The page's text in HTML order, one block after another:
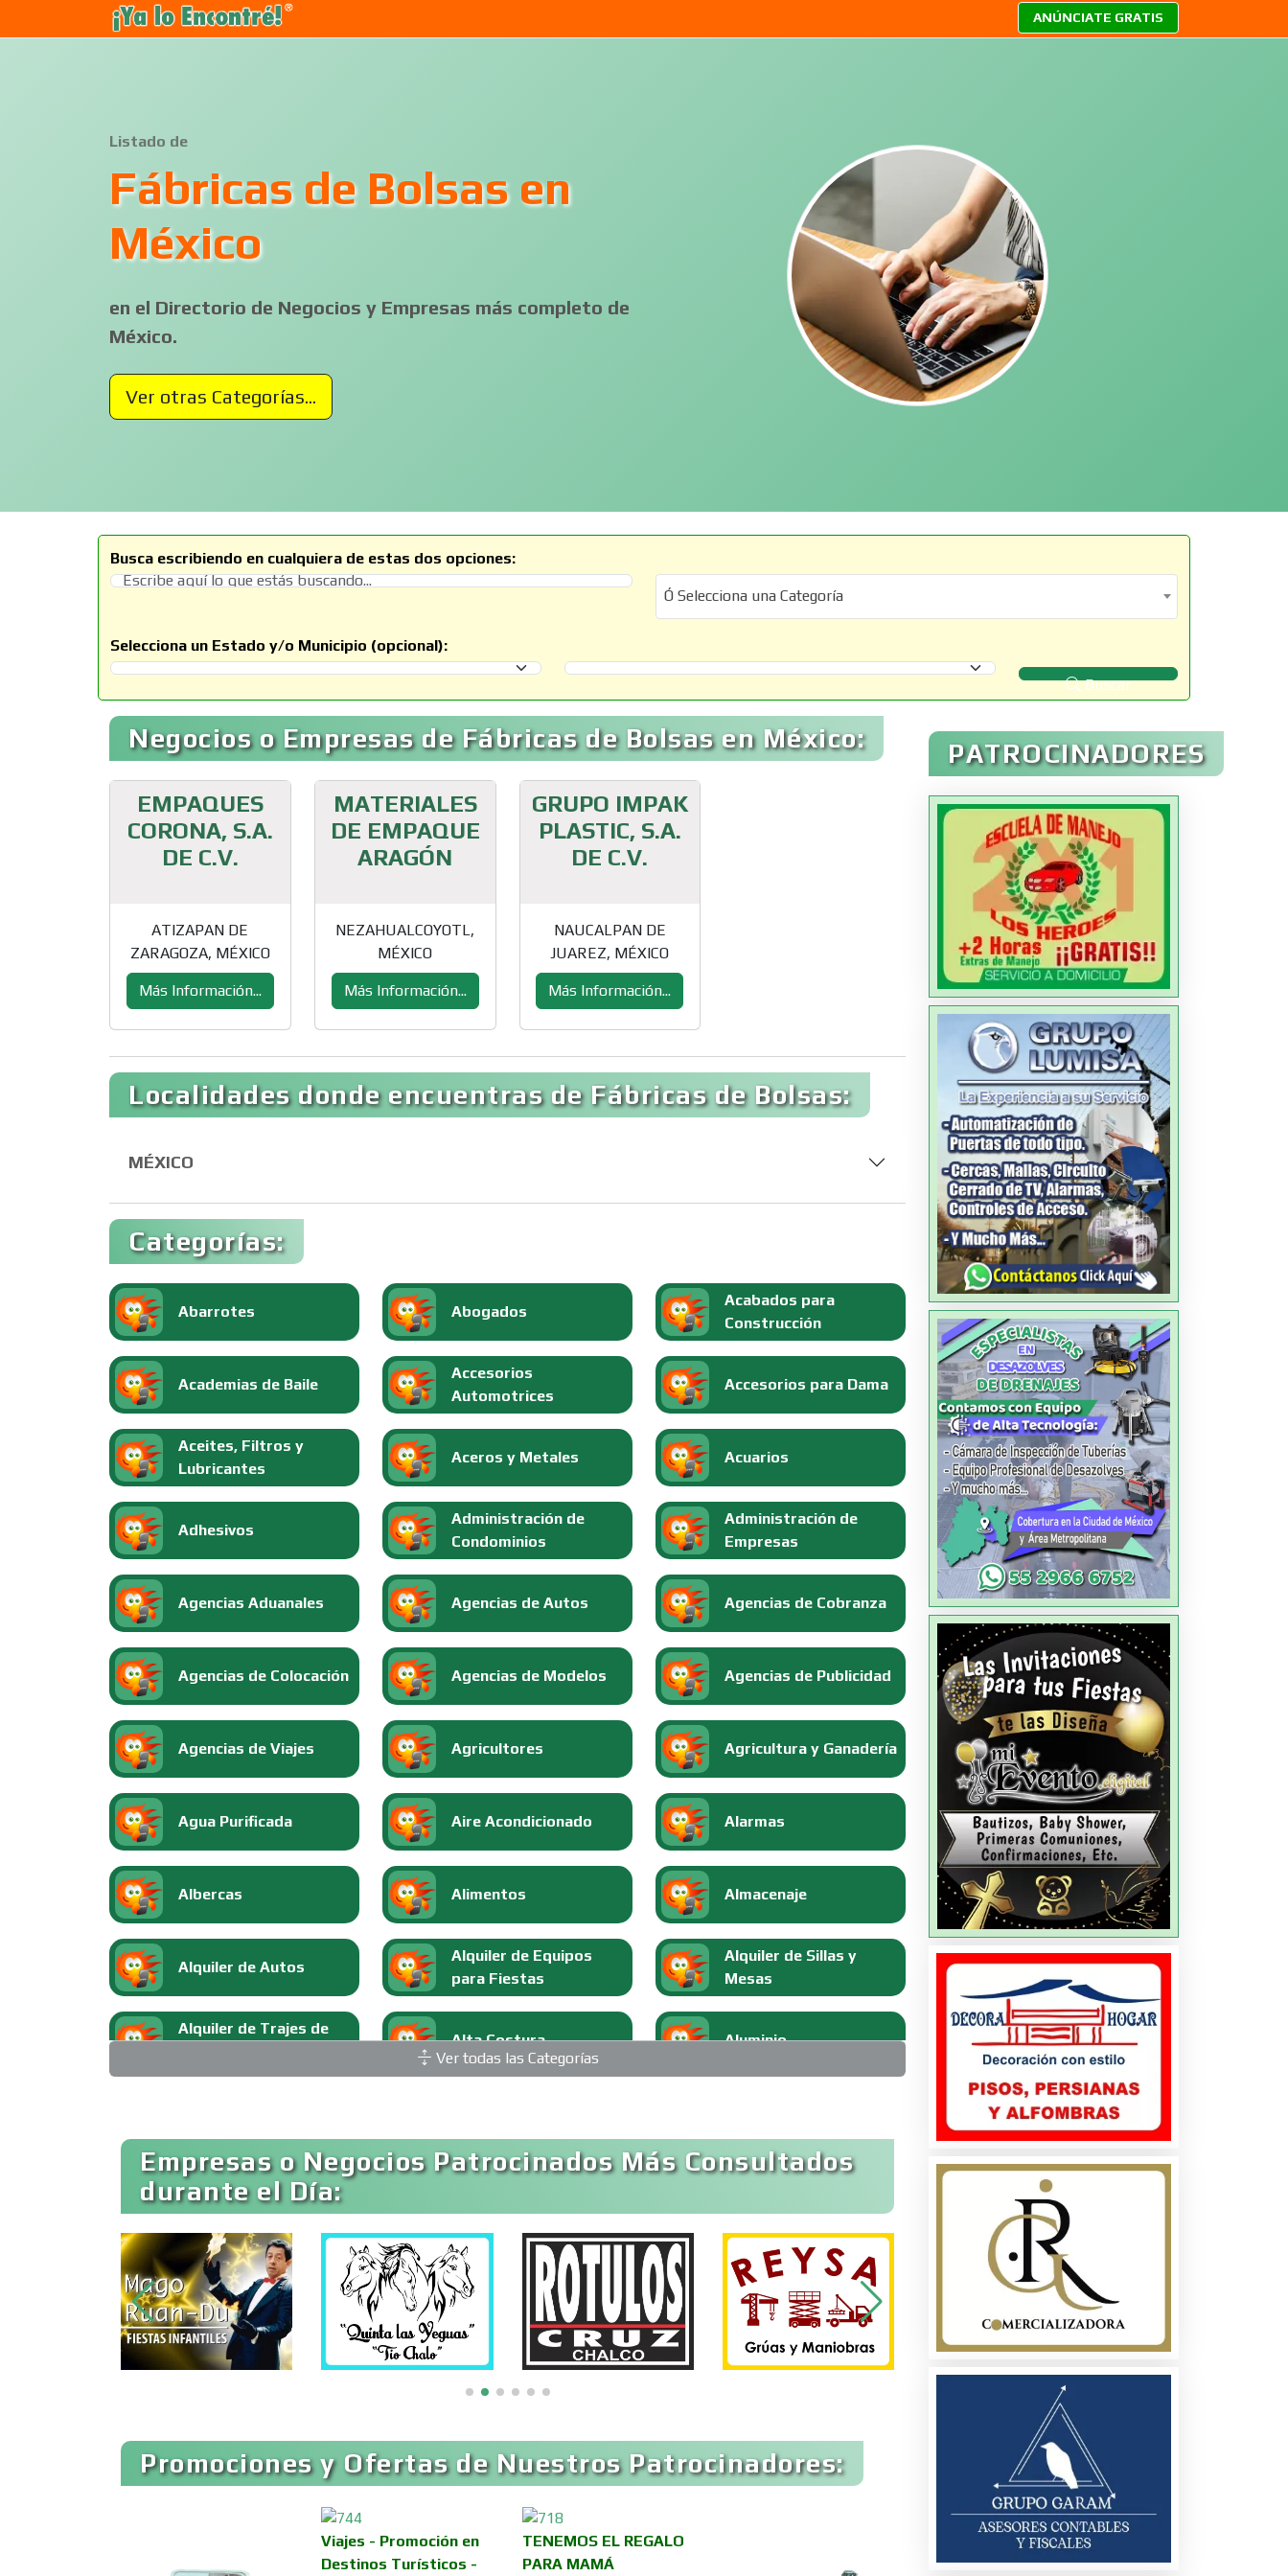
ANÚNCIATE GRATIS
Listado de
Fábricas de Bolsas en
México
en el Directorio de Negocios y Empresas más completo de
México.
Ver otras Categorías...
Busca escribiendo en cualquiera de estas dos opciones:
Ó Selecciona una Categoría
Ó Selecciona una Categoría
Selecciona un Estado y/o Municipio (opcional):
Selecciona un Estado
Selecciona un Municipio
Buscar
Negocios o Empresas de Fábricas de Bolsas en México:
EMPAQUES
CORONA, S.A.
DE C.V.
ATIZAPAN DE
ZARAGOZA, MÉXICO
Más Información...
MATERIALES
DE EMPAQUE
ARAGÓN
NEZAHUALCOYOTL,
MÉXICO
Más Información...
GRUPO IMPAK
PLASTIC, S.A.
DE C.V.
NAUCALPAN DE
JUAREZ, MÉXICO
Más Información...
Localidades donde encuentras de Fábricas de Bolsas:
MÉXICO
Categorías:
Abarrotes Abogados
Acabados para
Construcción
Academias de Baile
Accesorios
Automotrices
Accesorios para Dama
Aceites, Filtros y
Lubricantes
Aceros y Metales Acuarios
Adhesivos
Administración de
Condominios
Administración de
Empresas
Agencias Aduanales Agencias de Autos Agencias de Cobranza
Agencias de Colocación Agencias de Modelos Agencias de Publicidad
Agencias de Viajes Agricultores Agricultura y Ganadería
Agua Purificada Aire Acondicionado Alarmas
Albercas Alimentos Almacenaje
Alquiler de Autos
Alquiler de Equipos
para Fiestas
Alquiler de Sillas y
Mesas
Alquiler de Trajes de
Alta Costura Aluminio
Animadores de Eventos
Aparatos y Equipos
Artes Gráficas Artesanías Artículos de Oficina
Artículos de Piel Artículos Deportivos Artículos Importados
Artículos Publicitarios Aseguradoras Asesores Técnicos
Asilos
Ver todas las Categorías
Empresas o Negocios Patrocinados Más Consultados
durante el Día:
Promociones y Ofertas de Nuestros Patrocinadores:
Viajes - Promoción en
Destinos Turísticos -
TENEMOS EL REGALO
PARA MAMÁ
PATROCINADORES